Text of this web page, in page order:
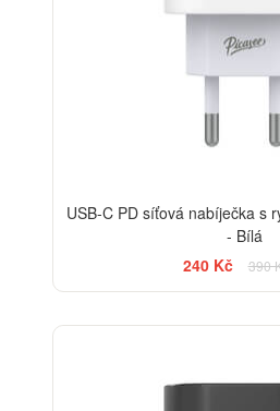
USB-C PD síťová nabíječka s
- Bílá
240 Kč
390